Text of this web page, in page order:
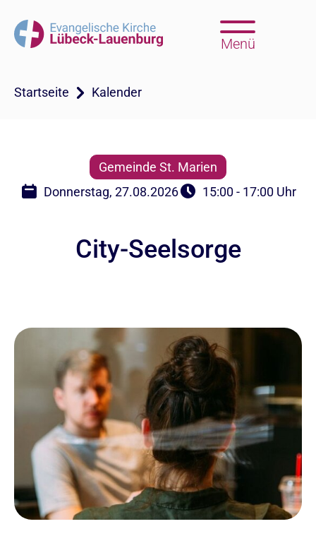
Menü
Startseite Kalender
Gemeinde St. Marien
Donnerstag, 27.08.2026
15:00 - 17:00 Uhr
City-Seelsorge